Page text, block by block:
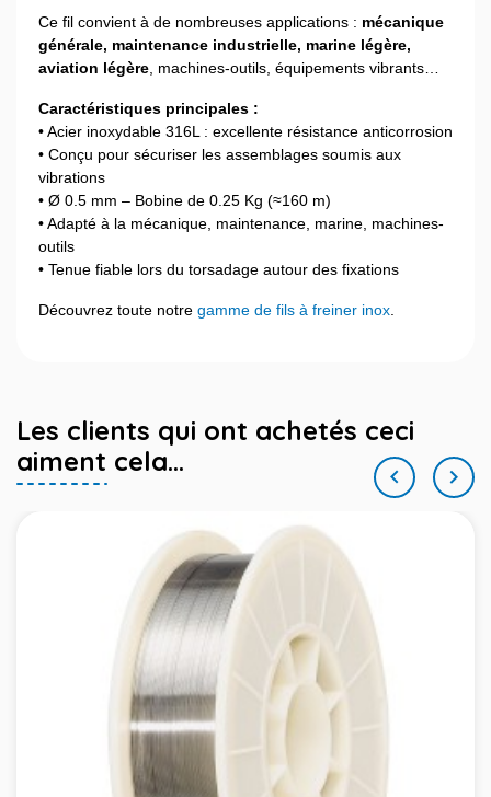
Ce fil convient à de nombreuses applications : mécanique
générale, maintenance industrielle, marine légère,
aviation légère , machines-outils, équipements vibrants…
Caractéristiques principales :
• Acier inoxydable 316L : excellente résistance anticorrosion
• Conçu pour sécuriser les assemblages soumis aux
vibrations
• Ø 0.5 mm – Bobine de 0.25 Kg (≈160 m)
• Adapté à la mécanique, maintenance, marine, machines-
outils
• Tenue fiable lors du torsadage autour des fixations
Découvrez toute notre gamme de fils à freiner inox
Les clients qui ont achetés ceci
aiment cela...
 